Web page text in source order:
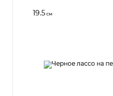
19.5см